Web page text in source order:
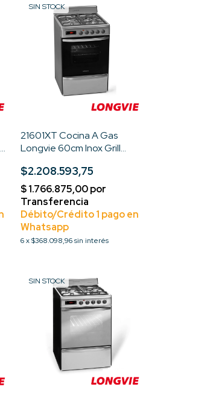
SIN STOCK
21601XT Cocina A Gas
Longvie 60cm Inox Grill
inoxidable
$2.208.593,75
6 x$368.098,96 sin interés
SIN STOCK